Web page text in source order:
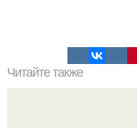
Читайте также